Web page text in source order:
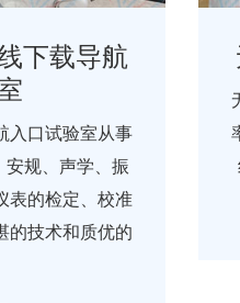
下载导航
入口试验室从事
、声学、振
的检定、校准
的技术和质优的